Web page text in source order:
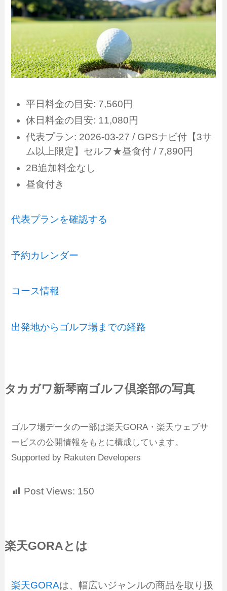
平日料金の目安: 7,560円
休日料金の目安: 11,080円
代表プラン: 2026-03-27 / GPSナビ付【3サ
ム以上限定】セルフ★昼食付 / 7,890円
2B追加料金なし
昼食付き
代表プランを確認する
予約カレンダー
コース情報
出発地からゴルフ場までの経路
タカガワ新琴南ゴルフ倶楽部の写真
ゴルフ場データの一部は楽天GORA・楽天ウェブサ
ービスの公開情報をもとに構成しています。
Supported by Rakuten Developers
Post Views: 150
楽天GORAとは
楽天GORAは、幅広いジャンルの商品を取り扱